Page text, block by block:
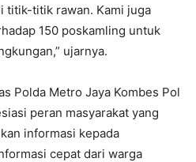
titik-titik rawan. Kami juga
150 poskamling untuk
ujarnya.
Polda Metro Jaya Kombes Pol
peran masyarakat yang
informasi kepada
cepat dari warga